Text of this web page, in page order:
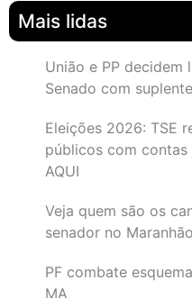
Mais lidas
União e PP decidem
Senado com
Eleições 2026: TSE
públicos com contas
AQUI
Veja quem são os
senador no
PF combate
MA